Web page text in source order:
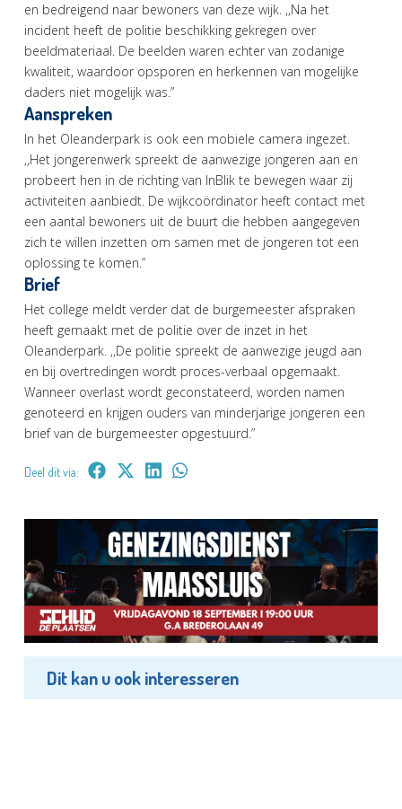
en bedreigend naar bewoners van deze wijk. ,,Na het
incident heeft de politie beschikking gekregen over
beeldmateriaal. De beelden waren echter van zodanige
kwaliteit, waardoor opsporen en herkennen van mogelijke
daders niet mogelijk was.”
Aanspreken
In het Oleanderpark is ook een mobiele camera ingezet.
,,Het jongerenwerk spreekt de aanwezige jongeren aan en
probeert hen in de richting van InBlik te bewegen waar zij
activiteiten aanbiedt. De wijkcoördinator heeft contact met
een aantal bewoners uit de buurt die hebben aangegeven
zich te willen inzetten om samen met de jongeren tot een
oplossing te komen.”
Brief
Het college meldt verder dat de burgemeester afspraken
heeft gemaakt met de politie over de inzet in het
Oleanderpark. ,,De politie spreekt de aanwezige jeugd aan
en bij overtredingen wordt proces-verbaal opgemaakt.
Wanneer overlast wordt geconstateerd, worden namen
genoteerd en krijgen ouders van minderjarige jongeren een
brief van de burgemeester opgestuurd.”
Deel dit via:
Dit kan u ook interesseren